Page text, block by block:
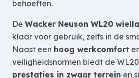
behoeften.
De Wacker Neuson WL20
klaar voor gebruik, zelfs in de
Naast een hoog werkcomfort
veiligheidsnormen biedt de WL20
prestaties in zwaar terrein en